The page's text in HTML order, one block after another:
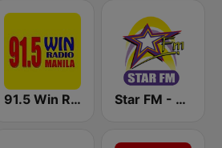
91.5 Win Radio Manila Star FM - Manila